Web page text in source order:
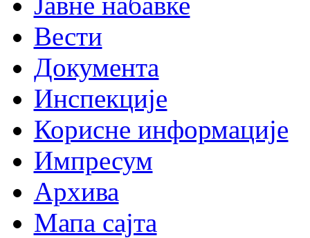
Вести
Документа
Инспекције
Корисне информације
Импресум
Архива
Мапа сајта